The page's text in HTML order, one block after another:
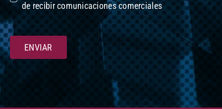
de recibir comunicaciones comerciales
ENVIAR